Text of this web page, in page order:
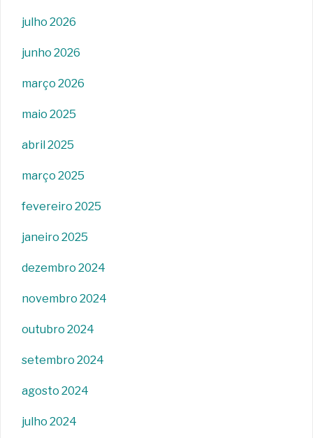
julho 2026
junho 2026
março 2026
maio 2025
abril 2025
março 2025
fevereiro 2025
janeiro 2025
dezembro 2024
novembro 2024
outubro 2024
setembro 2024
agosto 2024
julho 2024